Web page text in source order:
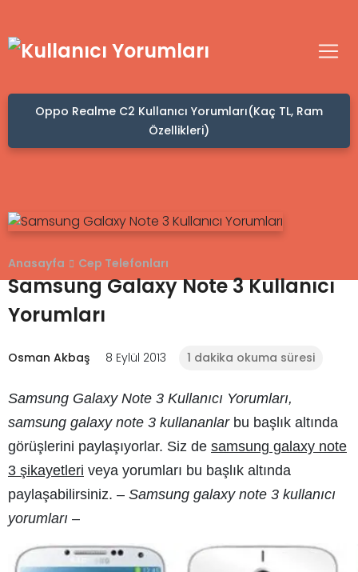
Oppo Realme C2 Kullanıcı Yorumları(Kaç TL, Ram
Özellikleri)
Anasayfa Cep Telefonları
Samsung Galaxy Note 3 Kullanıcı
Yorumları
Osman Akbaş 8 Eylül 2013 1 dakika okuma süresi
Samsung Galaxy Note 3 Kullanıcı Yorumları,
samsung galaxy note 3 kullananlarbu başlık altında
görüşlerini paylaşıyorlar. Siz de samsung galaxy note
3 şikayetleri veya yorumları bu başlık altında
paylaşabilirsiniz. – Samsung galaxy note 3 kullanıcı
yorumları –